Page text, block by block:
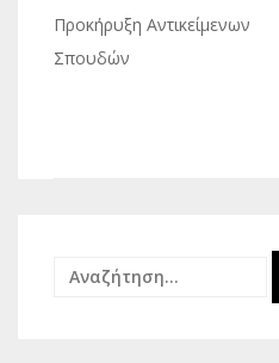
Πλοήγηση
άρθρων
Προκήρυξη Αντικείμενων
Σπουδών
Αναζήτηση